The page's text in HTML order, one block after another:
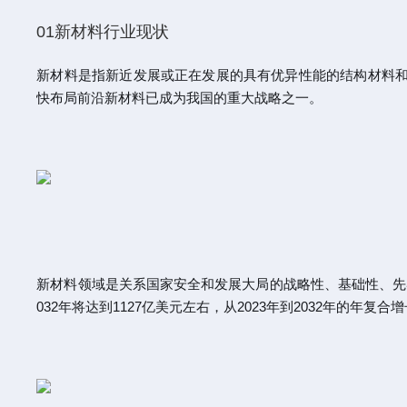
01新材料行业现状
新材料是指新近发展或正在发展的具有优异性能的结构材料
快布局前沿新材料已成为我国的重大战略之一。
新材料领域是关系国家安全和发展大局的战略性、基础性、
032年将达到1127亿美元左右，从2023年到2032年的年复合